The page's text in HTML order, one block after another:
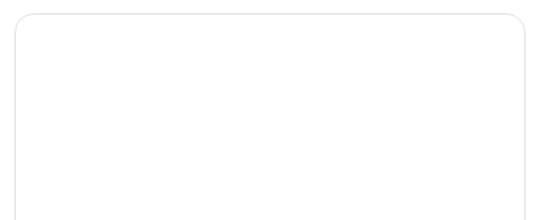
Öppnas i ett nytt fönster
La Zambra Resort Mijas - Marbella The Unbound